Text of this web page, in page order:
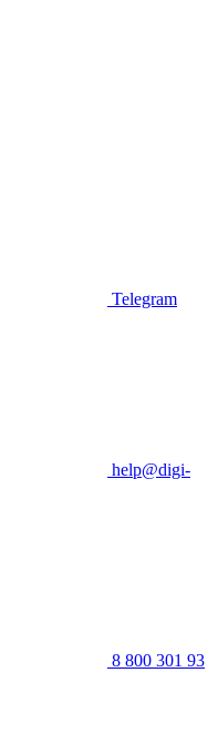
Telegram
help@digi-
8 800 301 93